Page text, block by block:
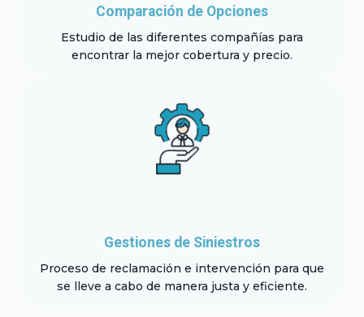
Comparación de Opciones
Estudio de las diferentes compañías para
encontrar la mejor cobertura y precio.
Gestiones de Siniestros
Proceso de reclamación e intervención para que
se lleve a cabo de manera justa y eficiente.